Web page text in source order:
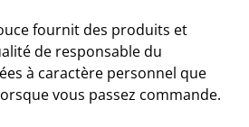
fournit des produits et
de responsable du
à caractère personnel que
vous passez commande.